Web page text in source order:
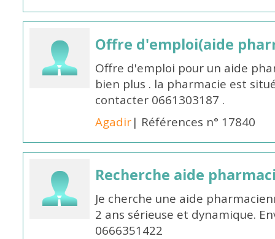
Offre d'emploi(aide
Offre d'emploi pour un aide
bien plus . la pharmacie est
contacter 0661303187 .
Agadir| Références n° 17840
Recherche aide
Je cherche une aide
2 ans sérieuse et dynamique.
0666351422